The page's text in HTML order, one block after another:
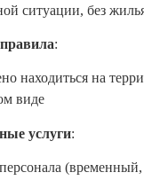
ситуации, без
:
находиться на
виде
услуги:
(временный,